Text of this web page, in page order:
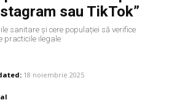
sau TikTok”
sanitare și cere populației să verifice
practicile ilegale
18 noiembrie 2025